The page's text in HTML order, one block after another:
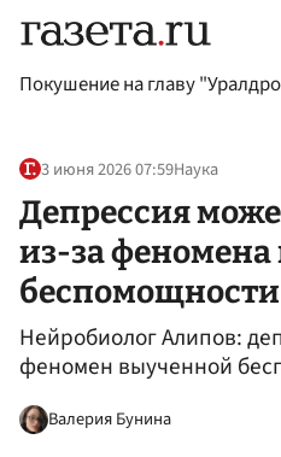
Покушение на главу
3 июня 2026 07:59Наука
Депрессия
из-за
беспомощности
Нейробиолог Алипов:
феномен выученной
Валерия Бунина